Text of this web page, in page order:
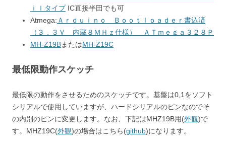
ｉｌタイプIC直接半田でも可
Atmega: Ａｒｄｕｉｎｏ Ｂｏｏｔｌｏａｄｅｒ書込済
（３．３Ｖ 内蔵８ＭＨｚ仕様） ＡＴｍｅｇａ３２８Ｐ
MH-Z19BまたはMH-Z19C
最低限動作スケッチ
最低限の動作をさせるためのスケッチです。基盤は0,1をソフト
シリアルで使用していますが、ハードシリアルのピンなのでそ
の内別のピンに変更します。なお、下記はMHZ19B用(外観)で
す。MHZ19C(外観)の場合はこちら(github)になります。